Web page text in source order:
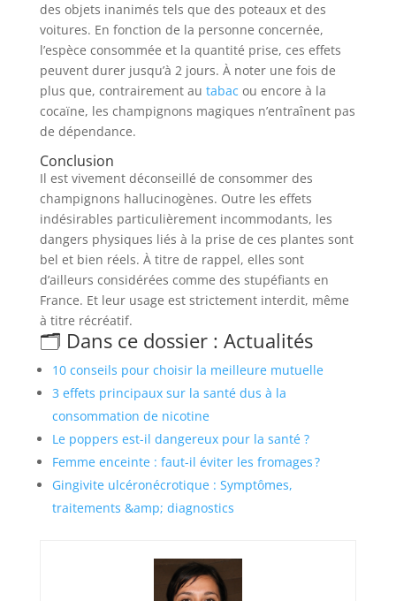
des objets inanimés tels que des poteaux et des
voitures. En fonction de la personne concernée,
l’espèce consommée et la quantité prise, ces effets
peuvent durer jusqu’à 2 jours. À noter une fois de
plus que, contrairement au tabac ou encore à la
cocaïne, les champignons magiques n’entraînent pas
de dépendance.
Conclusion
Il est vivement déconseillé de consommer des
champignons hallucinogènes. Outre les effets
indésirables particulièrement incommodants, les
dangers physiques liés à la prise de ces plantes sont
bel et bien réels. À titre de rappel, elles sont
d’ailleurs considérées comme des stupéfiants en
France. Et leur usage est strictement interdit, même
à titre récréatif.
🗂️ Dans ce dossier : Actualités
10 conseils pour choisir la meilleure mutuelle
3 effets principaux sur la santé dus à la
consommation de nicotine
Le poppers est-il dangereux pour la santé ?
Femme enceinte : faut-il éviter les fromages ?
Gingivite ulcéronécrotique : Symptômes,
traitements &amp; diagnostics